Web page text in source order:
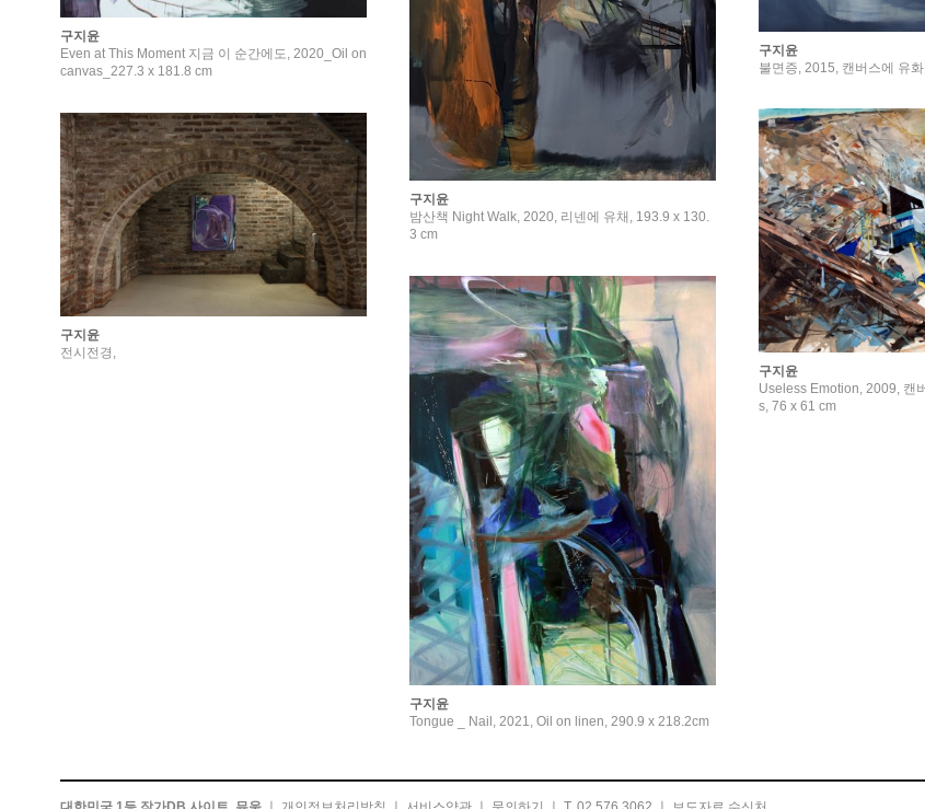
구지윤
불면증, 2015, 캔버스에 유
구지윤
Even at This Moment 지금 이 순간에도, 2020_Oil on
canvas_227.3 x 181.8 cm
구지윤
밤산책 Night Walk, 2020, 리넨에 유채, 193.9 x 130.
3 cm
구지윤
Useless Emotion, 2009, 캔
s, 76 x 61 cm
구지윤
전시전경,
구지윤
Tongue _ Nail, 2021, Oil on linen, 290.9 x 218.2cm